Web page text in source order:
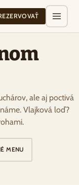
ale aj poctivá
Vlajková loď?
MENU